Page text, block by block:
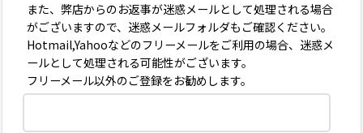
また、弊店からのお返事が迷惑メールとして処理される場合
がございますので、迷惑メールフォルダもご確認ください。
Hotmail,Yahooなどのフリーメールをご利用の場合、迷惑メ
ールとして処理される可能性がございます。
フリーメール以外のご登録をお勧めします。